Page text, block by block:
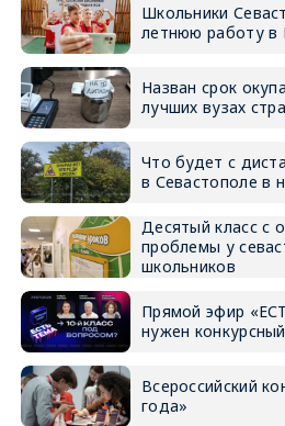
Школьники
летнюю работу в
Назван срок
лучших вузах
Что будет с
в Севастополе в
Десятый класс с
проблемы у
школьников
Прямой эфир
нужен
Всероссийский
года»